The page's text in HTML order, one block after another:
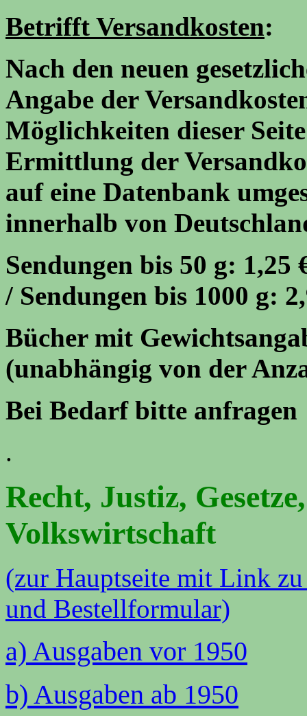
Betrifft Versandkosten:
Nach den neuen
Angabe der
Möglichkeiten dieser
Ermittlung der
auf eine Datenbank
innerhalb von
Sendungen bis 50 g: 1,25
/ Sendungen bis 1000 g:
Bücher mit
(unabhängig von der
Bei Bedarf bitte anfragen
.
Recht, Justiz,
Volkswirtschaft
(zur Hauptseite mit Link
und Bestellformular)
a) Ausgaben vor 1950
b) Ausgaben ab 1950